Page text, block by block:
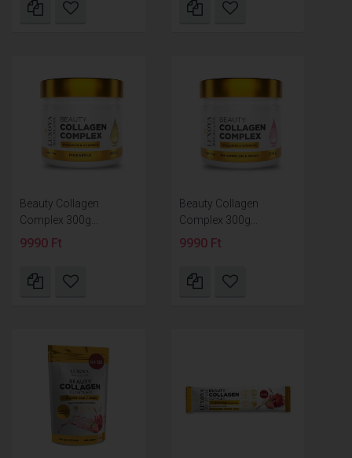
Beauty Collagen
Complex 300g...
9990 Ft
Beauty Collagen
Complex 300g...
9990 Ft